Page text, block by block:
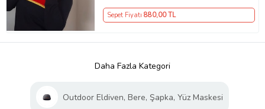
Handmade (Sarı-Kırmızı)
Sepet Fiyatı 880,00 TL
Daha Fazla Kategori
Outdoor Eldiven, Bere, Şapka, Yüz Maskesi